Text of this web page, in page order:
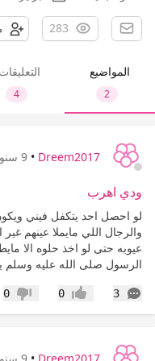
283
المواضيع
2
التعليقات
4
Dreem2017
• 9 سنوات
ودي اهرب
لو احصل احد يتكفل فيني
والرجال اللي مايملا عينهم
عيوبه حتى لو اخذ حلوه الا
الرسول صلى الله عليه وسلم
3
التعليقات إعجاب0 عدم 0